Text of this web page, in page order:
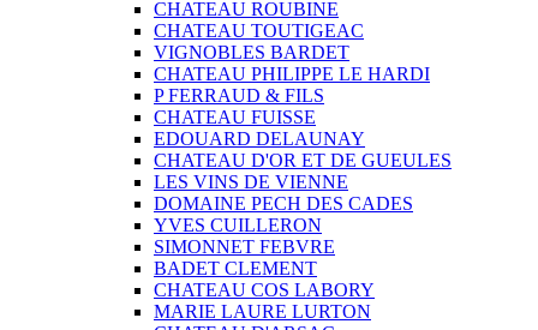
CHATEAU ROUBINE
CHATEAU TOUTIGEAC
VIGNOBLES BARDET
CHATEAU PHILIPPE LE HARDI
P FERRAUD & FILS
CHATEAU FUISSE
EDOUARD DELAUNAY
CHATEAU D'OR ET DE GUEULES
LES VINS DE VIENNE
DOMAINE PECH DES CADES
YVES CUILLERON
SIMONNET FEBVRE
BADET CLEMENT
CHATEAU COS LABORY
MARIE LAURE LURTON